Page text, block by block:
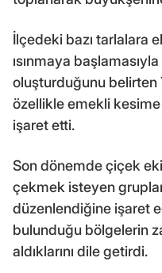
İlçedeki bazı tarlalara
ısınmaya
oluşturduğunu belirten
özellikle emekli
işaret etti.
Son dönemde çiçek
çekmek isteyen
düzenlendiğine işaret
bulunduğu bölgelerin
aldıklarını dile getirdi.